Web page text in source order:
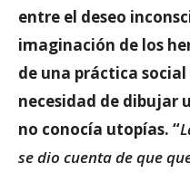
entre el deseo
imaginación de los
de una práctica
necesidad de dibujar
no conocía utopías. “
se dio cuenta de que